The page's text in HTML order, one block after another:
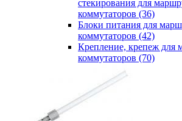
стекирования для
коммутаторов (36)
Блоки питания для
коммутаторов (42)
Крепление, крепеж для
коммутаторов (70)